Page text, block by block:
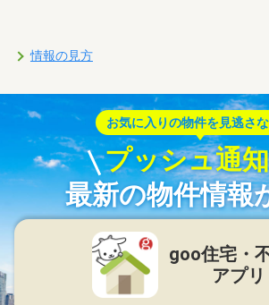
情報の見方
お気に入りの物件を見逃さな
プッシュ通
最新の物件情報
goo住宅・
アプリ